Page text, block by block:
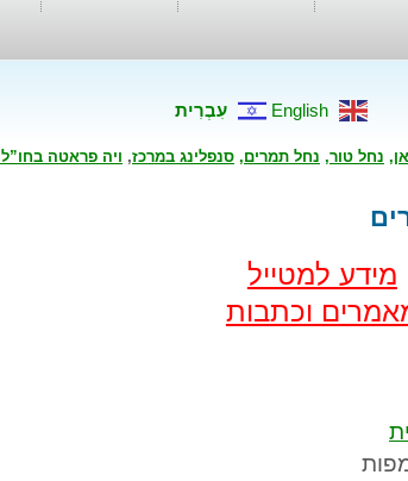
English עִבְרִית
, נחל טור, נחל תמרים, סנפלינג במרכז, ויה פראטה בחו”ל
מידע למטייל
וכתבות